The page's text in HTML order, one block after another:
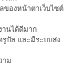
ของหน้าตาเว็บไซต์
นได้ดีมาก
รูปัล และมีระบบส่ง
าม